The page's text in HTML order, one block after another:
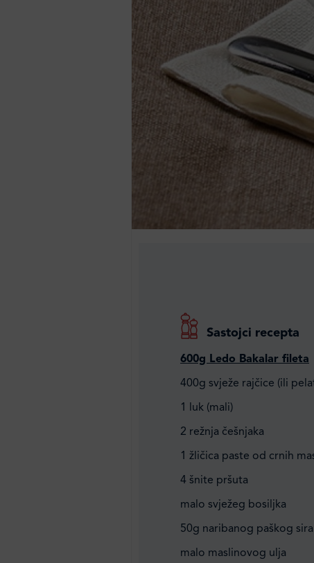
Sastojci recepta
600g Ledo Bakalar fileta
400g svježe rajčice (ili
1 luk (mali)
2 režnja češnjaka
1 žličica paste od crnih
4 šnite pršuta
malo svježeg bosiljka
50g naribanog paškog sira
malo maslinovog ulja